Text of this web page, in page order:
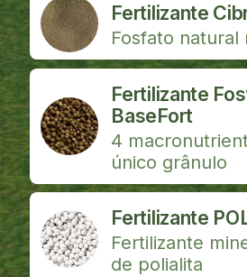
Fertilizante
Fosfato natural
Fertilizante
BaseFort
4
único grânulo
Fertilizante
Fertilizante
de polialita